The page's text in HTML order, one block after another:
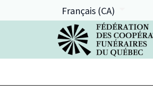
Français (CA)